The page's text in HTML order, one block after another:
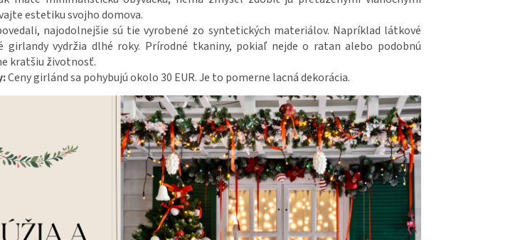
estetiku svojho domova.
najodolnejšie sú tie vyrobené zo syntetických materiálov. Napríklad látkové
girlandy vydržia dlhé roky. Prírodné tkaniny, pokiaľ nejde o ratan alebo podobnú
kratšiu životnosť.
Ceny girlánd sa pohybujú okolo 30 EUR. Je to pomerne lacná dekorácia.